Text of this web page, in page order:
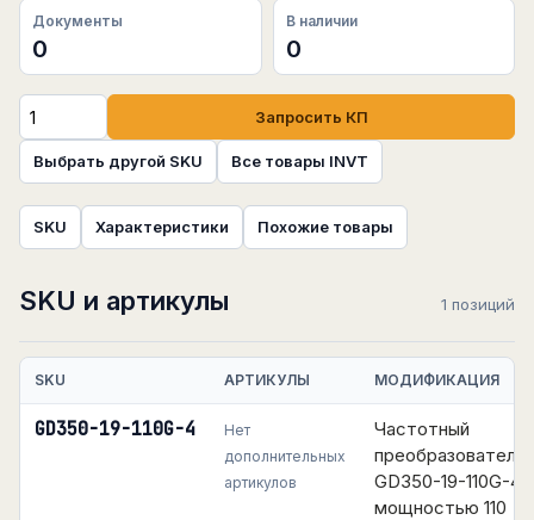
Документы
0
В наличии
0
Запросить КП
Выбрать другой SKU Все товары INVT
SKU Характеристики Похожие товары
SKU и артикулы 1 позиций
SKU АРТИКУЛЫ МОДИФИКАЦИЯ
GD350-19-110G-4
Нет
дополнительных
артикулов
Частотный
преобразователь
GD350-19-110G-4
мощностью 110